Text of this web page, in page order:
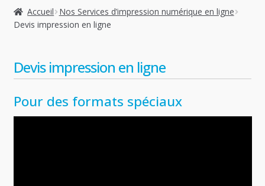
Accueil Nos Services d’impression numérique en ligne
Devis impression en ligne
Devis impression en ligne
Pour des formats spéciaux